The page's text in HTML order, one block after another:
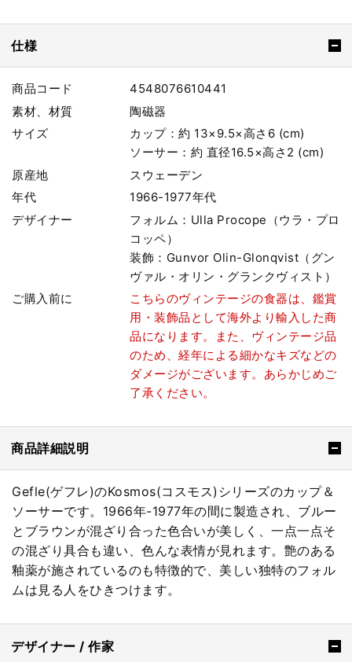
仕様
商品コード
4548076610441
素材、材質
陶磁器
サイズ
カップ：約 13×9.5×高さ6 (cm)
ソーサー：約 直径16.5×高さ2 (cm)
原産地
スウェーデン
年代
1966-1977年代
デザイナー
フォルム：Ulla Procope（ウラ・プロ
コッペ）
装飾：Gunvor Olin-Glonqvist（グン
ヴァル・オリン・グランクヴィスト）
ご購入前に
こちらのヴィンテージの食器は、鑑賞
用・装飾品として海外より輸入した商
品になります。また、ヴィンテージ品
のため、経年による細かなキズなどの
ダメージがございます。あらかじめご
了承ください。
商品詳細説明
Gefle(ゲフレ)のKosmos(コスモス)シリーズのカップ＆
ソーサーです。1966年-1977年の間に製造され、ブルー
とブラウンが混ざり合った色合いが美しく、一点一点そ
の混ざり具合も違い、色んな表情が見れます。艶のある
釉薬が施されているのも特徴的で、美しい独特のフォル
ムは見る人をひきつけます。
デザイナー / 作家